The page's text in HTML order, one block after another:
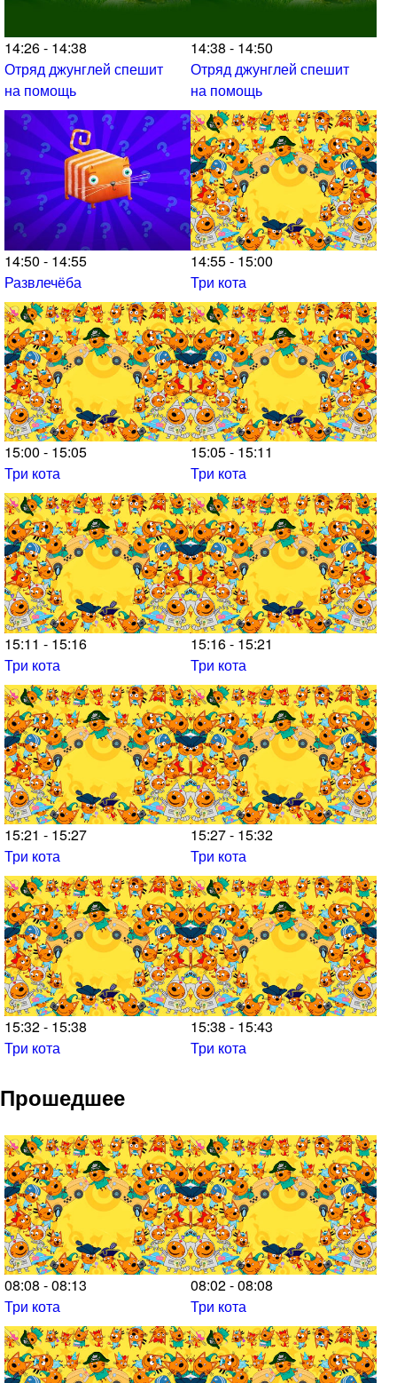
14:26 - 14:38
Отряд джунглей спешит
на помощь
14:38 - 14:50
Отряд джунглей спешит
на помощь
14:50 - 14:55
Развлечёба
14:55 - 15:00
Три кота
15:00 - 15:05
Три кота
15:05 - 15:11
Три кота
15:11 - 15:16
Три кота
15:16 - 15:21
Три кота
15:21 - 15:27
Три кота
15:27 - 15:32
Три кота
15:32 - 15:38
Три кота
15:38 - 15:43
Три кота
Прошедшее
08:08 - 08:13
Три кота
08:02 - 08:08
Три кота